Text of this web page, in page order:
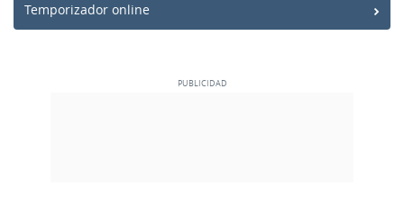
Temporizador online